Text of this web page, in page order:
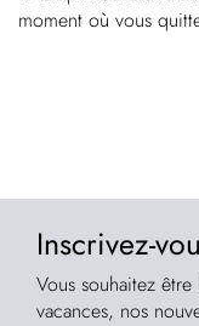
moment où vous
Inscrivez-
Vous souhaitez
vacances, nos